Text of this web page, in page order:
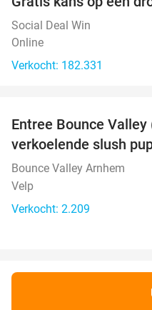
Social Deal Win
Online
Verkocht: 182.331
Entree Bounce
verkoelende slush
Bounce Valley Arnhem
Velp
Verkocht: 2.209